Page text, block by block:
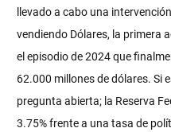
llevado a cabo una
vendiendo Dólares, la primera
el episodio de 2024 que
62.000 millones de dólares. Si
pregunta abierta; la Reserva
3.75% frente a una tasa de